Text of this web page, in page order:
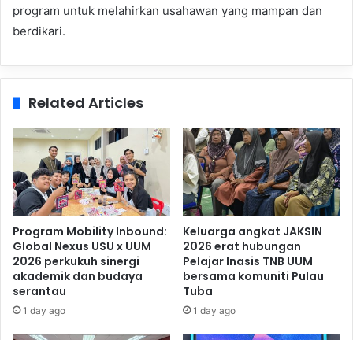
program untuk melahirkan usahawan yang mampan dan
berdikari.
Related Articles
Program Mobility Inbound:
Global Nexus USU x UUM
2026 perkukuh sinergi
akademik dan budaya
serantau
1 day ago
Keluarga angkat JAKSIN
2026 erat hubungan
Pelajar Inasis TNB UUM
bersama komuniti Pulau
Tuba
1 day ago